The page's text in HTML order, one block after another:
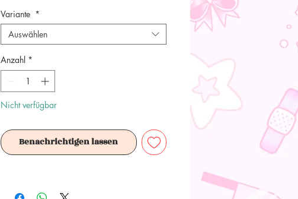
Achtung! Dieses Produkt ist kein Spielzeug.
Es ist für Sammler ab 15+ Jahren geeignet.
Variante *
Auswählen
Anzahl *
Nicht verfügbar
Benachrichtigen lassen